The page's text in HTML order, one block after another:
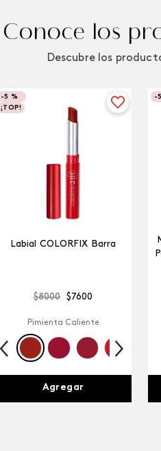
Conoce los
Descubre los
-5 %
¡TOP!
Labial COLORFIX Barra
$8000 $7600
Pimienta Caliente
Agregar
-